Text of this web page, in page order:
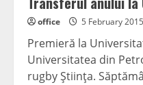
office 5 February 2015
Premieră la
Universitatea din
rugby Ştiinţa.